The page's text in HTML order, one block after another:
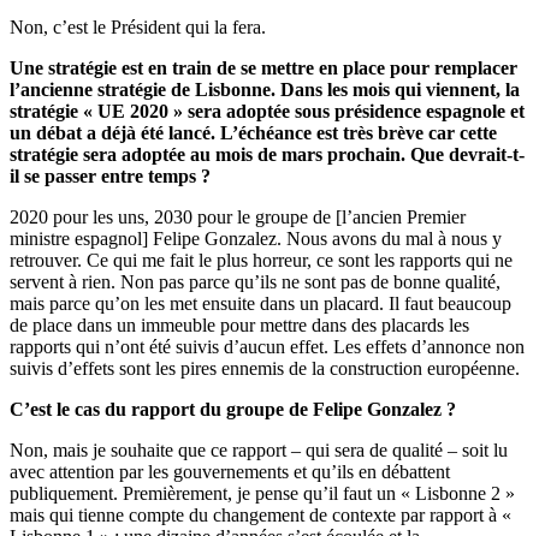
Non, c’est le Président qui la fera.
Une stratégie est en train de se mettre en place pour remplacer
l’ancienne stratégie de Lisbonne. Dans les mois qui viennent, la
stratégie « UE 2020 » sera adoptée sous présidence espagnole et
un débat a déjà été lancé. L’échéance est très brève car cette
stratégie sera adoptée au mois de mars prochain. Que devrait-t-
il se passer entre temps ?
2020 pour les uns, 2030 pour le groupe de [l’ancien Premier
ministre espagnol] Felipe Gonzalez. Nous avons du mal à nous y
retrouver. Ce qui me fait le plus horreur, ce sont les rapports qui ne
servent à rien. Non pas parce qu’ils ne sont pas de bonne qualité,
mais parce qu’on les met ensuite dans un placard. Il faut beaucoup
de place dans un immeuble pour mettre dans des placards les
rapports qui n’ont été suivis d’aucun effet. Les effets d’annonce non
suivis d’effets sont les pires ennemis de la construction européenne.
C’est le cas du rapport du groupe de Felipe Gonzalez ?
Non, mais je souhaite que ce rapport – qui sera de qualité – soit lu
avec attention par les gouvernements et qu’ils en débattent
publiquement. Premièrement, je pense qu’il faut un « Lisbonne 2 »
mais qui tienne compte du changement de contexte par rapport à «